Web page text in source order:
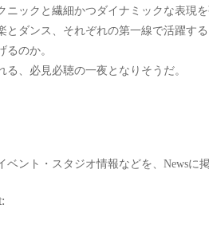
ニックと繊細かつダイナミックな表現
とダンス、それぞれの第一線で活躍す
るのか。
る、必見必聴の一夜となりそうだ。
ベント・スタジオ情報などを、News